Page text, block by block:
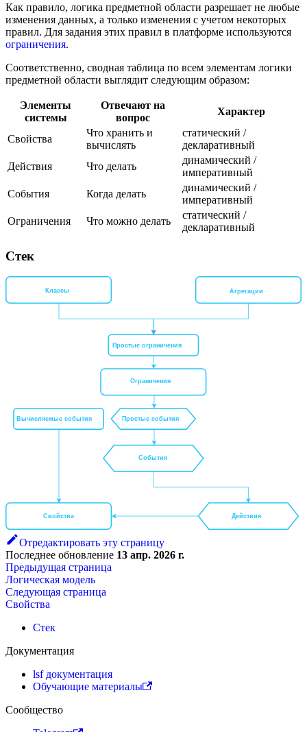
Как правило, логика предметной области разрешает не любые
изменения данных, а только изменения с учетом некоторых
правил. Для задания этих правил в платформе используются
ограничения.
Соответственно, сводная таблица по всем элементам логики
предметной области выглядит следующим образом:
Элементы
системы
Отвечают на
вопрос
Характер
Свойства
Что хранить и
вычислять
статический /
декларативный
Действия
Что делать
динамический /
императивный
События
Когда делать
динамический /
императивный
Ограничения
Что можно делать
статический /
декларативный
Стек
Классы Агрегации
Простые ограничения
Ограничения
Простые события
События
Действия
Свойства
Вычисляемые события
Отредактировать эту страницу
Последнее обновление 13 апр. 2026 г.
Предыдущая страница
Логическая модель
Следующая страница
Свойства
Стек
Документация
lsf документация
Обучающие материалы
Сообщество